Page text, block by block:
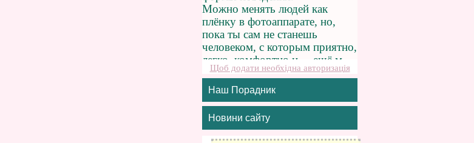
Щоб додати необхідна авторизація
Наш Порадник
Новини сайту